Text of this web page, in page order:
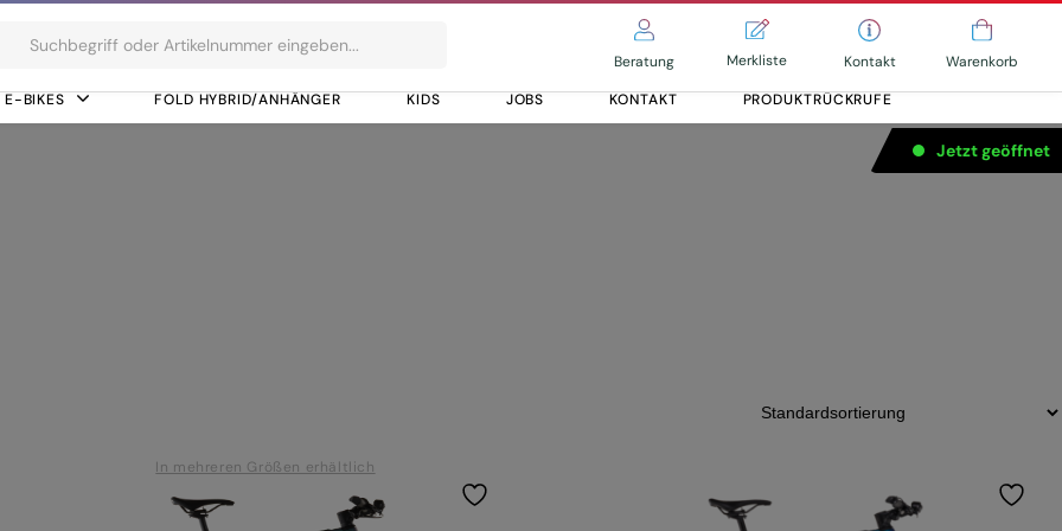
Beratung Merkliste Kontakt
Warenkorb
E-BIKES FOLD HYBRID/ANHÄNGER KIDS JOBS KONTAKT PRODUKTRÜCKRUFE
Jetzt geöffnet
In mehreren Größen erhältlich